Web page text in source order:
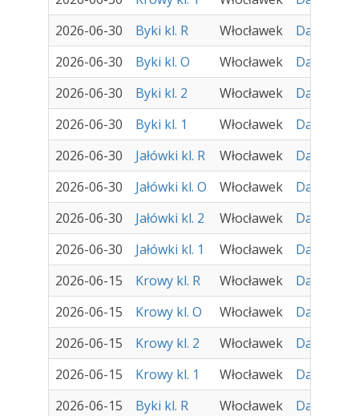
2026-06-30
Byki kl. R Włocławek
Damir -
2026-06-30
Byki kl. O Włocławek
Damir -
2026-06-30
Byki kl. 2 Włocławek
Damir -
2026-06-30
Byki kl. 1 Włocławek
Damir -
2026-06-30
Jałówki kl. R Włocławek
Damir -
2026-06-30
Jałówki kl. O Włocławek
Damir -
2026-06-30
Jałówki kl. 2 Włocławek
Damir -
2026-06-30
Jałówki kl. 1 Włocławek
Damir -
2026-06-15
Krowy kl. R Włocławek
Damir -
2026-06-15
Krowy kl. O Włocławek
Damir -
2026-06-15
Krowy kl. 2 Włocławek
Damir -
2026-06-15
Krowy kl. 1 Włocławek
Damir -
2026-06-15
Byki kl. R Włocławek
Damir -